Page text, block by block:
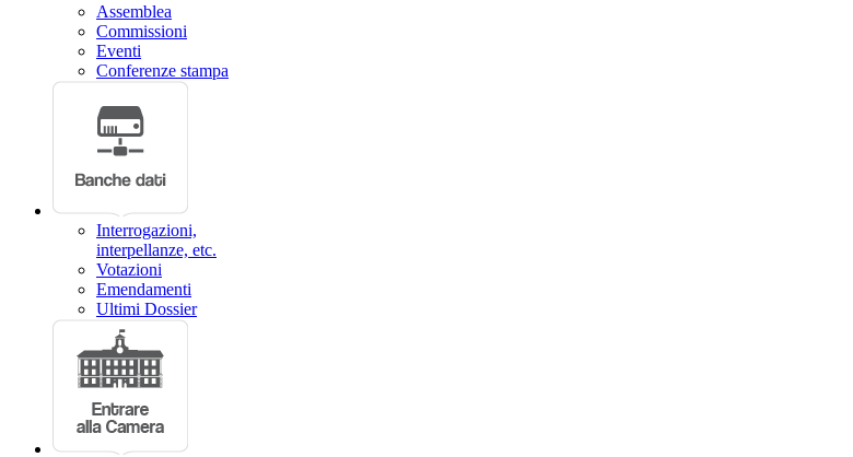
Assemblea
Commissioni
Eventi
Conferenze stampa
Interrogazioni,
interpellanze, etc.
Votazioni
Emendamenti
Ultimi Dossier